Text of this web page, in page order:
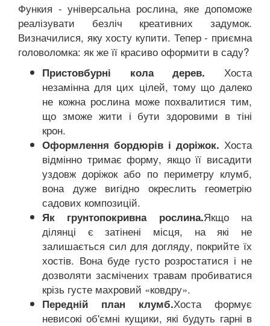
Функия - універсальна рослина, яке допоможе
реалізувати безліч креативних задумок.
Визначилися, яку хосту купити. Тепер - приємна
головоломка: як же її красиво оформити в саду?
Пристовбурні кола дерев. Хоста
незамінна для цих цілей, тому що далеко
не кожна рослина може похвалитися тим,
що зможе жити і бути здоровими в тіні
крон.
Оформлення бордюрів і доріжок. Хоста
відмінно тримає форму, якщо її висадити
уздовж доріжок або по периметру клумб,
вона дуже вигідно окреслить геометрію
садових композицій.
Як грунтопокривна рослина.Якщо на
ділянці є затінені місця, на які не
залишається сил для догляду, покрийте їх
хостів. Вона буде густо розростатися і не
дозволяти засмічених травам пробиватися
крізь густе махровий «ковдру».
Передній план клумб.Хоста формує
невисокі об'ємні кущики, які будуть гарні в